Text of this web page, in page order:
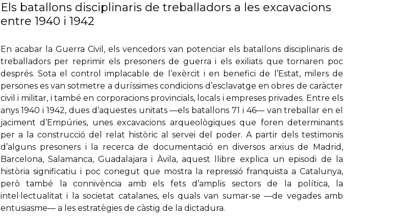
Els batallons disciplinaris de treballadors a les excavacions
entre 1940 i 1942
En acabar la Guerra Civil, els vencedors van potenciar els batallons disciplinaris de
treballadors per reprimir els presoners de guerra i els exiliats que tornaren poc
després. Sota el control implacable de l’exèrcit i en benefici de l’Estat, milers de
persones es van sotmetre a duríssimes condicions d’esclavatge en obres de caràcter
civil i militar, i també en corporacions provincials, locals i empreses privades. Entre els
anys 1940 i 1942, dues d’aquestes unitats —els batallons 71 i 46— van treballar en el
jaciment d’Empúries, unes excavacions arqueològiques que foren determinants
per a la construcció del relat històric al servei del poder. A partir dels testimonis
d’alguns presoners i la recerca de documentació en diversos arxius de Madrid,
Barcelona, Salamanca, Guadalajara i Àvila, aquest llibre explica un episodi de la
història significatiu i poc conegut que mostra la repressió franquista a Catalunya,
però també la connivència amb els fets d’amplis sectors de la política, la
intel·lectualitat i la societat catalanes, els quals van sumar-se —de vegades amb
entusiasme— a les estratègies de càstig de la dictadura.